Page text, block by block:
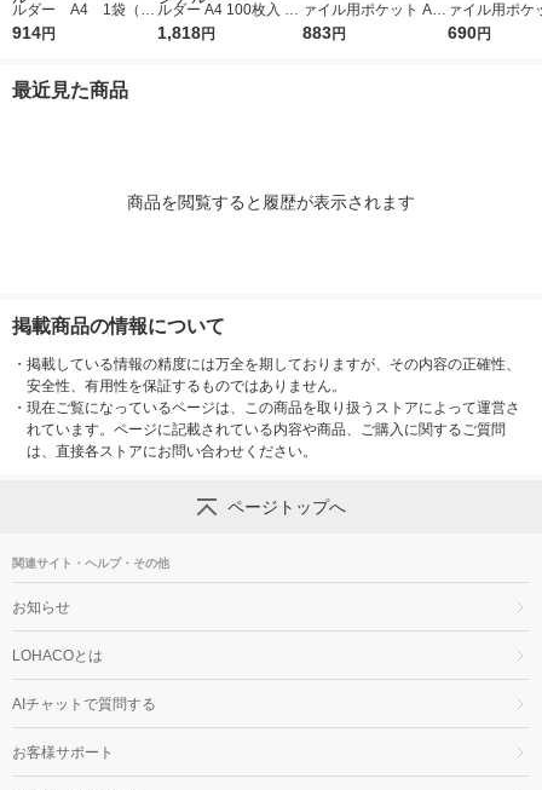
ルダー A4 1袋（10
0枚） スタンダー
914円
ルダー A4 100枚入 ス
タンダード ファイル
1,818円
ァイル用ポケット A4
タテ 30穴 厚さ0.08m
883円
ァイル用ポケ
タテ 30穴 厚
690円
最近見た商品
商品を閲覧すると履歴が表示されます
掲載商品の情報について
・ 掲載している情報の精度には万全を期しておりますが、その内容の正確性、
安全性、有用性を保証するものではありません。
・ 現在ご覧になっているページは、この商品を取り扱うストアによって運営さ
れています。ページに記載されている内容や商品、ご購入に関するご質問
は、直接各ストアにお問い合わせください。
ページトップへ
関連サイト・ヘルプ・その他
お知らせ
LOHACOとは
AIチャットで質問する
お客様サポート